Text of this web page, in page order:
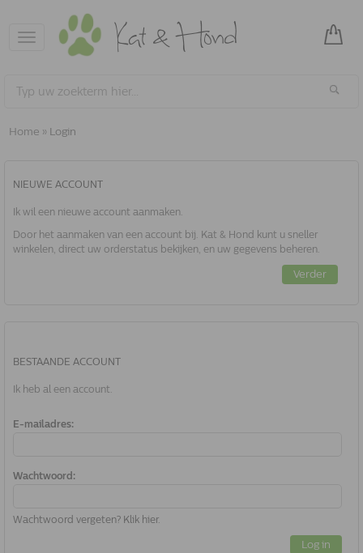
Toggle
navigation
Home » Login
NIEUWE ACCOUNT
Ik wil een nieuwe account aanmaken.
Door het aanmaken van een account bij. Kat & Hond kunt u sneller
winkelen, direct uw orderstatus bekijken, en uw gegevens beheren.
Verder
BESTAANDE ACCOUNT
Ik heb al een account.
E-mailadres:
Wachtwoord:
Wachtwoord vergeten? Klik hier.
Log in